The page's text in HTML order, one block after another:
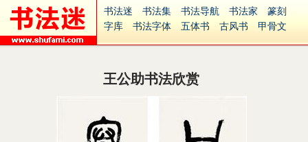
书法迷 书法集 书法导航 书法家
篆刻
字库
书法字体 五体书 古风书
甲骨文
集字
字形 大字 篆刻之家
古籍
中医 象棋 游戏
字体下载
免费字体 中文字体
Ai矢量
南无阿弥陀佛
王公助书法欣赏